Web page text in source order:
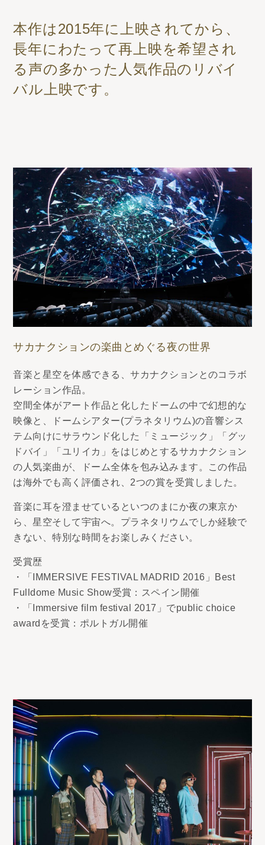
本作は2015年に上映されてから、
長年にわたって再上映を希望され
る声の多かった人気作品のリバイ
バル上映です。
サカナクションの楽曲とめぐる夜の世界
音楽と星空を体感できる、サカナクションとのコラボ
レーション作品。
空間全体がアート作品と化したドームの中で幻想的な
映像と、ドームシアター(プラネタリウム)の音響シス
テム向けにサラウンド化した「ミュージック」「グッ
ドバイ」「ユリイカ」をはじめとするサカナクション
の人気楽曲が、ドーム全体を包み込みます。この作品
は海外でも高く評価され、2つの賞を受賞しました。
音楽に耳を澄ませているといつのまにか夜の東京か
ら、星空そして宇宙へ。プラネタリウムでしか経験で
きない、特別な時間をお楽しみください。
受賞歴
・「IMMERSIVE FESTIVAL MADRID 2016」Best
Fulldome Music Show受賞：スペイン開催
・「Immersive film festival 2017」でpublic choice
awardを受賞：ポルトガル開催